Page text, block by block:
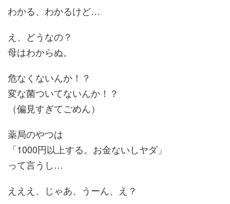
わかる、わかるけど…
え、どうなの？
母はわからぬ。
危なくないんか！？
変な菌ついてないんか！？
（偏見すぎてごめん）
薬局のやつは
「1000円以上する。お金ないしヤダ」
って言うし…
えええ、じゃあ、うーん、え？